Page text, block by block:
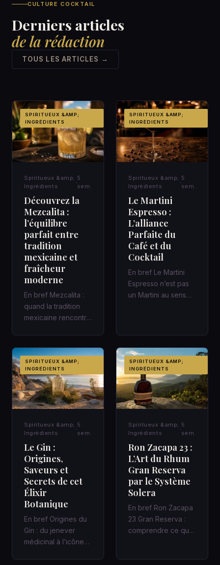
CULTURE COCKTAIL
Derniers articles
de la rédaction
TOUS LES ARTICLES →
SPIRITUEUX &AMP;
INGRÉDIENTS
Spiritueux &amp;
Ingrédients
5
sem.
Découvrez la
Mezcalita :
l’équilibre
parfait entre
tradition
mexicaine et
fraîcheur
moderne
En bref Mezcalita :
quand la tradition
mexicaine rencontre
d’a…
SPIRITUEUX &AMP;
INGRÉDIENTS
Spiritueux &amp;
Ingrédients
5
sem.
Le Martini
Espresso :
L’alliance
Parfaite du
Café et du
Cocktail
En bref Le Martini
Espresso n’est pas
un Martini au sens
SPIRITUEUX &AMP;
INGRÉDIENTS
Spiritueux &amp;
Ingrédients
5
sem.
Le Gin :
Origines,
Saveurs et
Secrets de cet
Élixir
Botanique
En bref Origines du
Gin : du jenever
médicinal à l’icône
SPIRITUEUX &AMP;
INGRÉDIENTS
Spiritueux &amp;
Ingrédients
5
sem.
Ron Zacapa 23 :
L’Art du Rhum
Gran Reserva
par le Système
Solera
En bref Ron Zacapa
23 Gran Reserva :
comprendre ce que